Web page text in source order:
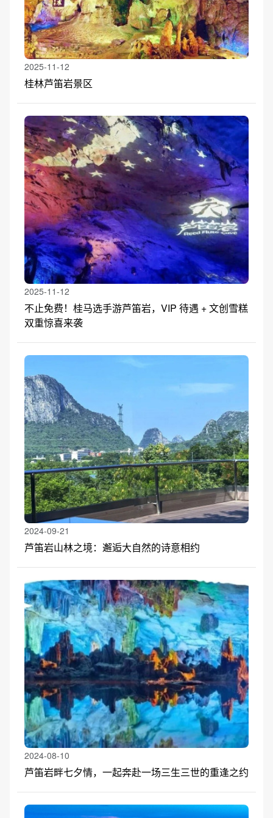
2025-11-12
桂林芦笛岩景区
2025-11-12
不止免费！桂马选手游芦笛岩，VIP 待遇 + 文创雪糕
双重惊喜来袭
2024-09-21
芦笛岩山林之境：邂逅大自然的诗意相约
2024-08-10
芦笛岩畔七夕情，一起奔赴一场三生三世的重逢之约